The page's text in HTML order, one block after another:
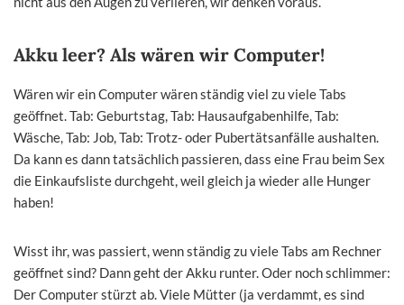
Akku leer? Als wären wir Computer!
Wären wir ein Computer wären ständig viel zu viele Tabs
geöffnet. Tab: Geburtstag, Tab: Hausaufgabenhilfe, Tab:
Wäsche, Tab: Job, Tab: Trotz- oder Pubertätsanfälle aushalten.
Da kann es dann tatsächlich passieren, dass eine Frau beim Sex
die Einkaufsliste durchgeht, weil gleich ja wieder alle Hunger
haben!
Wisst ihr, was passiert, wenn ständig zu viele Tabs am Rechner
geöffnet sind? Dann geht der Akku runter. Oder noch schlimmer:
Der Computer stürzt ab. Viele Mütter (ja verdammt, es sind